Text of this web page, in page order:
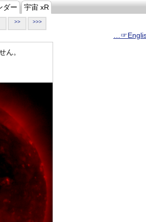
ダー 宇宙 xR
>> >>>
ん。